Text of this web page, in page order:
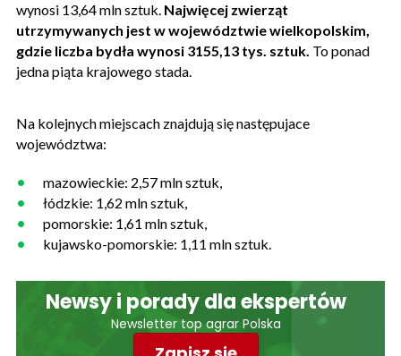
wynosi 13,64 mln sztuk. Najwięcej zwierząt
utrzymywanych jest w województwie wielkopolskim,
gdzie liczba bydła wynosi 3155,13 tys. sztuk. To ponad
jedna piąta krajowego stada.
Na kolejnych miejscach znajdują się następujace
województwa:
mazowieckie: 2,57 mln sztuk,
łódzkie: 1,62 mln sztuk,
pomorskie: 1,61 mln sztuk,
kujawsko-pomorskie: 1,11 mln sztuk.
Newsy i porady dla ekspertów
Newsletter top agrar Polska